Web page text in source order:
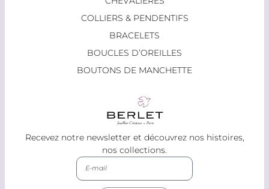
Recevez notre newsletter et découvrez nos histoires,
nos collections.
COLLIERS & PENDENTIFS
BRACELETS
BOUCLES D’OREILLES
BOUTONS DE MANCHETTE